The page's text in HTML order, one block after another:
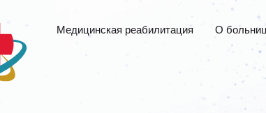
Медицинская реабилитация О